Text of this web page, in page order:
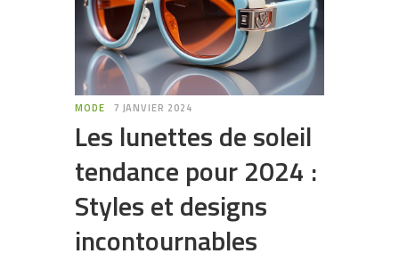
MODE 7 JANVIER 2024
Les lunettes de soleil
tendance pour 2024 :
Styles et designs
incontournables